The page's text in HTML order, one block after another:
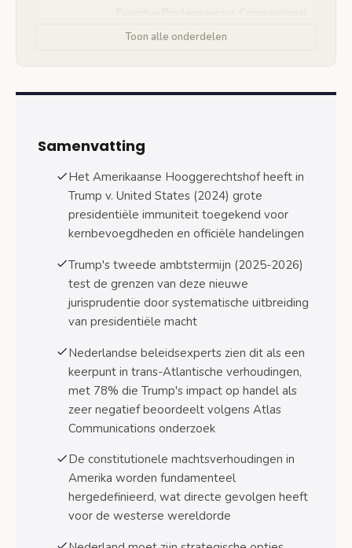
Supreme Court Uitspraken 2025: Trump Wint
Autoriteit
Federal Reserve Onafhankelijkheid
Militaire Interventies en War Powers Act
Amerikaanse Democratie
Precedentwerking voor Opvolgers
Internationale Impact op Democratische
Normen
Nederlandse Strategische Implicaties en
Beleidsopties
Economische Diversificatie en
Handelsstrategie
Heroverweging
Diplomatieke Repositionering
en Supreme Court
Toon alle onderdelen
Samenvatting
Het Amerikaanse Hooggerechtshof heeft in
Trump v. United States (2024) grote
presidentiële immuniteit toegekend voor
kernbevoegdheden en officiële handelingen
Trump's tweede ambtstermijn (2025-2026)
test de grenzen van deze nieuwe
jurisprudentie door systematische uitbreiding
van presidentiële macht
Nederlandse beleidsexperts zien dit als een
keerpunt in trans-Atlantische verhoudingen,
met 78% die Trump's impact op handel als
zeer negatief beoordeelt volgens Atlas
Communications onderzoek
De constitutionele machtsverhoudingen in
Amerika worden fundamenteel
hergedefinieerd, wat directe gevolgen heeft
voor de westerse wereldorde